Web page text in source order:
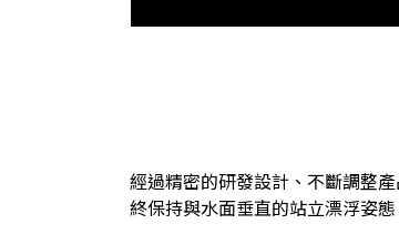
經過精密的研發設計、不斷調整
終保持與水面垂直的站立漂浮姿